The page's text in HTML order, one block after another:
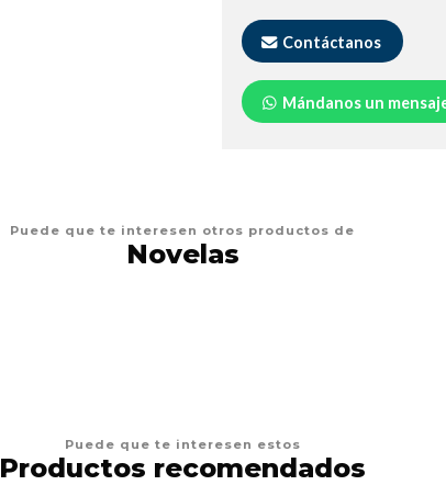
Contáctanos
Mándanos un
Puede que te interesen otros productos de
Novelas
Puede que te interesen estos
Productos recomendados